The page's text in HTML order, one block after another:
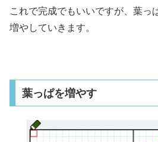
これで完成でもいいですが、葉っ
増やしていきます。
葉っぱを増やす